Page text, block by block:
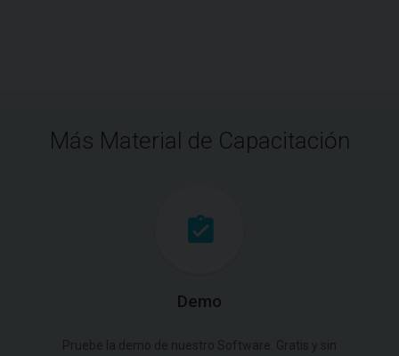
Más Material de Capacitación
Demo
Pruebe la demo de nuestro Software. Gratis y sin